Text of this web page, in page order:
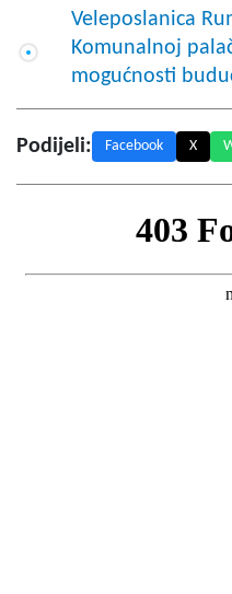
Veleposlanica
Komunalnoj
mogućnosti
Podijeli: Facebook X